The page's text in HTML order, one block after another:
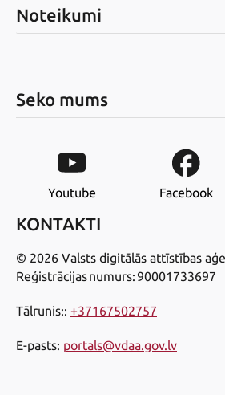
Noteikumi
Seko mums
Youtube Facebook
KONTAKTI
© 2026 Valsts digitālās attīstības
Reģistrācijas numurs: 90001733697
Tālrunis:: +37167502757
E-pasts: portals@vdaa.gov.lv